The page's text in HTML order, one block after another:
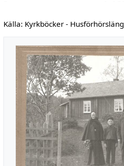
Källa: Kyrkböcker -